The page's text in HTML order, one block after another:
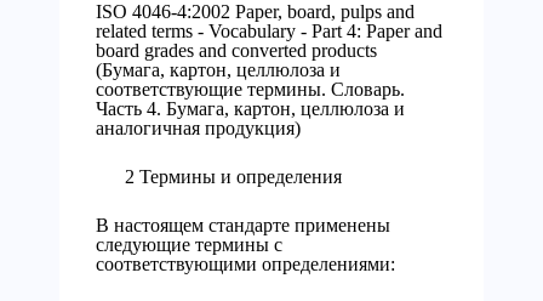
ISO 4046-4:2002 Paper, board, pulps and
related terms - Vocabulary - Part 4: Paper and
board grades and converted products
(Бумага, картон, целлюлоза и
соответствующие термины. Словарь.
Часть 4. Бумага, картон, целлюлоза и
аналогичная продукция)
2 Термины и определения
В настоящем стандарте применены
следующие термины с
соответствующими определениями: